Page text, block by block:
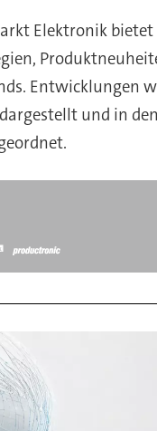
Elektronik bietet
Entwicklungen
und in